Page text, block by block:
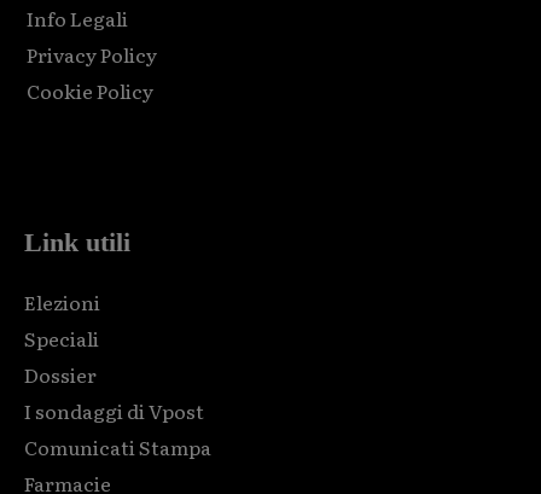
Info Legali
Privacy Policy
Cookie Policy
Link utili
Elezioni
Speciali
Dossier
I sondaggi di Vpost
Comunicati Stampa
Farmacie